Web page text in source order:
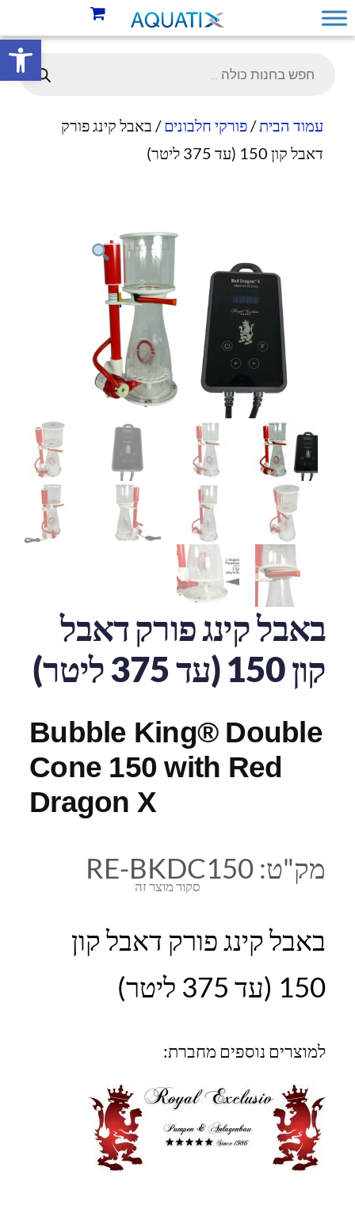
פתח
עמוד הבית/פורקי חלבונים/ באבל קינג פורק
דאבל קון 150 (עד 375 ליטר)
באבל קינג פורק דאבל
קון 150 (עד 375 ליטר)
Bubble King® Double
Cone 150 with Red
Dragon X
סקור מוצר זה
מק"ט: RE-BKDC150
באבל קינג פורק דאבל קון
150 (עד 375 ליטר)
למוצרים נוספים מחברת: